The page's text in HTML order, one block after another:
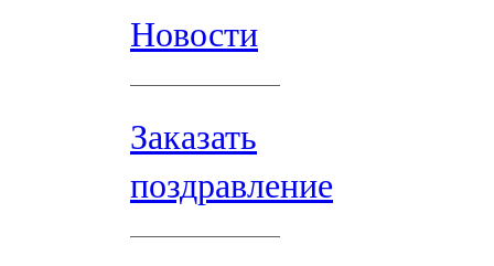
Новости
Заказать
поздравление